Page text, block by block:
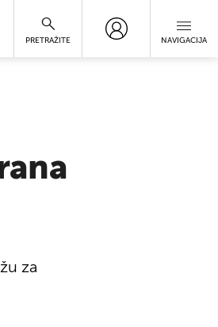
PRETRAŽITE NAVIGACIJA
za